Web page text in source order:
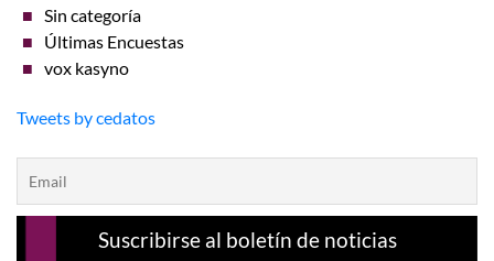
Sin categoría
Últimas Encuestas
vox kasyno
Tweets by cedatos